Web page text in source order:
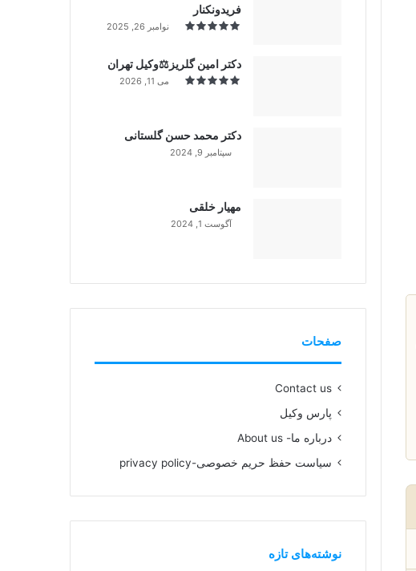
فریدونکنار
نوامبر 26, 2025
دکتر امین گلریز⚖️وکیل تهران
می 11, 2026
دکتر محمد حسن گلستانی
سپتامبر 9, 2024
مهیار خلقی
آگوست 1, 2024
صفحات
Contact us
پارس وکیل
درباره ما- About us
سیاست حفظ حریم خصوصی-privacy policy
نوشته‌های تازه